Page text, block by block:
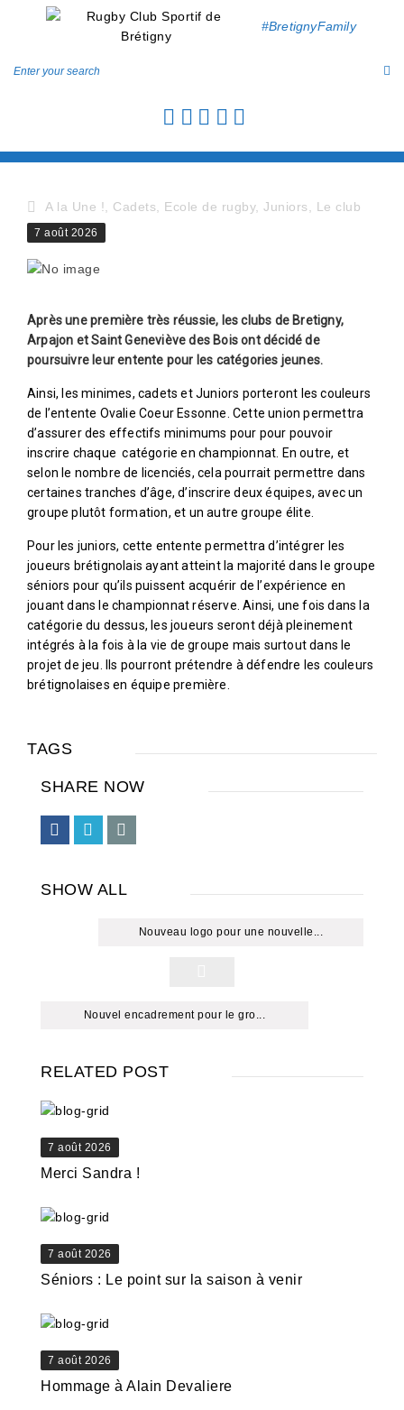
#BretignyFamily
A la Une ! Cadets Ecole de rugby, Juniors Le club
7 août 2026
Après une première très réussie, les clubs de Bretigny,
Arpajon et Saint Geneviève des Bois ont décidé de
poursuivre leur entente pour les catégories jeunes.
Ainsi, les minimes, cadets et Juniors porteront les couleurs
de l’entente Ovalie Coeur Essonne. Cette union permettra
d’assurer des effectifs minimums pour pour pouvoir
inscrire chaque catégorie en championnat. En outre, et
selon le nombre de licenciés, cela pourrait permettre dans
certaines tranches d’âge, d’inscrire deux équipes, avec un
groupe plutôt formation, et un autre groupe élite.
Pour les juniors, cette entente permettra d’intégrer les
joueurs brétignolais ayant atteint la majorité dans le groupe
séniors pour qu’ils puissent acquérir de l’expérience en
jouant dans le championnat réserve. Ainsi, une fois dans la
catégorie du dessus, les joueurs seront déjà pleinement
intégrés à la fois à la vie de groupe mais surtout dans le
projet de jeu. Ils pourront prétendre à défendre les couleurs
brétignolaises en équipe première.
TAGS
SHARE NOW
SHOW ALL
Nouveau logo pour une nouvelle...
Nouvel encadrement pour le gro...
RELATED POST
7 août 2026
Merci Sandra !
7 août 2026
Séniors : Le point sur la saison à venir
7 août 2026
Hommage à Alain Devaliere